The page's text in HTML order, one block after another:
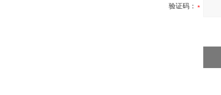
验证码：